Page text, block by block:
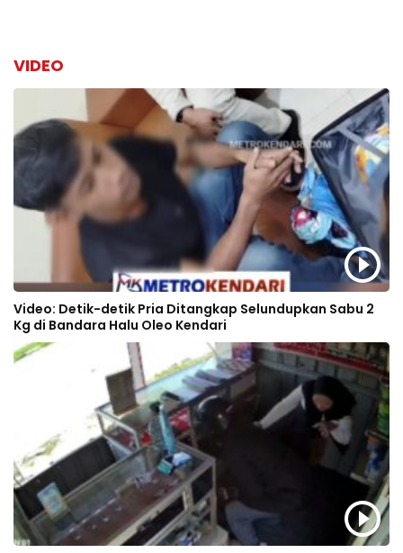
VIDEO
Video: Detik-detik Pria Ditangkap Selundupkan Sabu 2
Kg di Bandara Halu Oleo Kendari